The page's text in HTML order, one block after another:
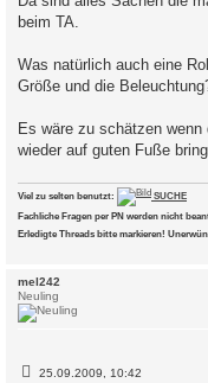
beim TA.
Was natürlich auch eine
Größe und die
Es wäre zu schätzen
wieder auf guten Fuße
Viel zu selten benutzt:
SUCHE
Fachliche Fragen per PN werden nicht
Erledigte Threads bitte markieren!
mel242
Neuling
B25.09.2009, 10:42